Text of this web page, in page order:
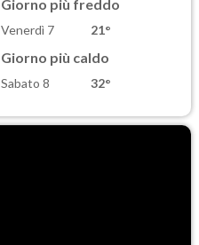
Giorno più freddo
Venerdì 7 21°
Giorno più caldo
Sabato 8 32°